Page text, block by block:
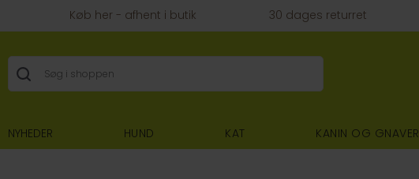
Køb her - afhent i butik 30 dages returret
NYHEDER HUND KAT KANIN OG GNAVER